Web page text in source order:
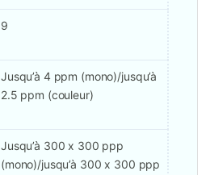
9
Jusqu’à 4 ppm (mono)/jusqu’à
2.5 ppm (couleur)
Jusqu’à 300 x 300 ppp
(mono)/jusqu’à 300 x 300 ppp